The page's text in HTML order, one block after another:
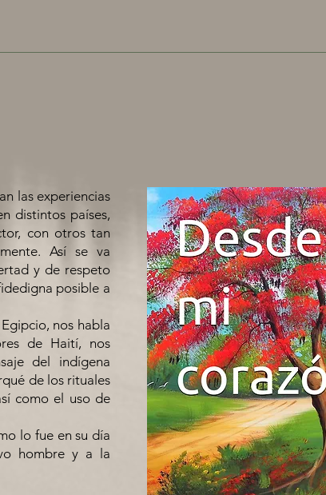
las experiencias
distintos países,
con otros tan
Así se va
y de respeto
posible a
nos habla
de Haití, nos
del indígena
de los rituales
como el uso de
lo fue en su día
hombre y a la